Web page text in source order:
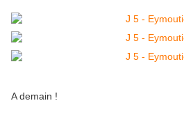
A demain !